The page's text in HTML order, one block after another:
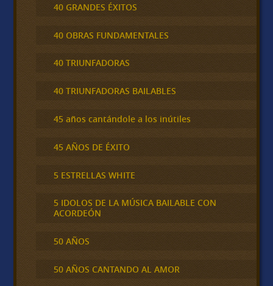
40 GRANDES ÉXITOS
40 OBRAS FUNDAMENTALES
40 TRIUNFADORAS
40 TRIUNFADORAS BAILABLES
45 años cantándole a los inútiles
45 AÑOS DE ÉXITO
5 ESTRELLAS WHITE
5 IDOLOS DE LA MÚSICA BAILABLE CON
ACORDEÓN
50 AÑOS
50 AÑOS CANTANDO AL AMOR